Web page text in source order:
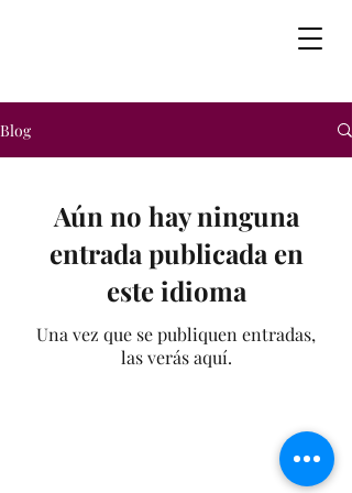
Blog
Aún no hay ninguna
entrada publicada en
este idioma
Una vez que se publiquen entradas,
las verás aquí.
franzmusicstudios@gmail.com